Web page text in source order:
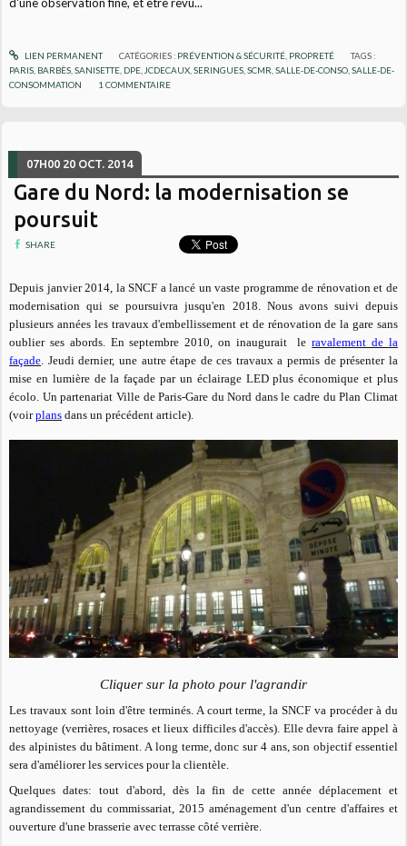
LIEN PERMANENT CATÉGORIES : PRÉVENTION & SÉCURITÉ, PROPRETÉ
TAGS :
PARIS BARBÈS ,SANISETTE DPE JCDECAUX ,SERINGUES ,SCMR ,SALLE-DE-CONSO ,SALLE-DE-
CONSOMMATION
1 COMMENTAIRE
07H00 20 OCT. 2014
Gare du Nord: la modernisation se
poursuit
SHARE
Depuis janvier 2014, la SNCF a lancé un vaste programme de rénovation et de
modernisation qui se poursuivra jusqu'en 2018. Nous avons suivi depuis
plusieurs années les travaux d'embellissement et de rénovation de la gare sans
oublier ses abords. En septembre 2010, on inaugurait leravalement de la
façade . Jeudi dernier, une autre étape de ces travaux a permis de présenter la
mise en lumière de la façade par un éclairage LED plus économique et plus
écolo. Un partenariat Ville de Paris-Gare du Nord dans le cadre du Plan Climat
(voirplans dans un précédent article).
Cliquer sur la photo pour l'agrandir
Les travaux sont loin d'être terminés. A court terme, la SNCF va procéder à du
nettoyage (verrières, rosaces et lieux difficiles d'accès). Elle devra faire appel à
des alpinistes du bâtiment. A long terme, donc sur 4 ans, son objectif essentiel
sera d'améliorer les services pour la clientèle.
Quelques dates: tout d'abord, dès la fin de cette année déplacement et
agrandissement du commissariat, 2015 aménagement d'un centre d'affaires et
ouverture d'une brasserie avec terrasse côté verrière.